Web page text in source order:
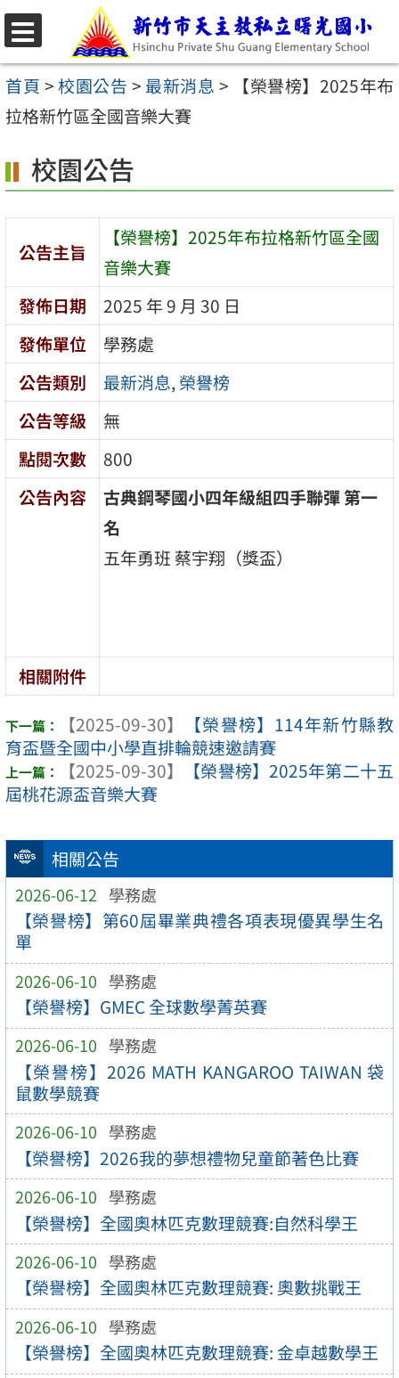
跳
至
主
要
容
區
選
單
首頁 >校園公告 > 最新消息 >
【榮譽榜】2025年布
拉格新竹區全國音樂大賽
相關公告
2026-06-12 學務處
【榮譽榜】第60屆畢業典禮各項表現優異學生名
單
2026-06-10 學務處
【榮譽榜】GMEC 全球數學菁英賽
2026-06-10 學務處
【榮譽榜】2026 MATH KANGAROO TAIWAN 袋
鼠數學競賽
2026-06-10 學務處
【榮譽榜】2026我的夢想禮物兒童節著色比賽
2026-06-10 學務處
【榮譽榜】全國奧林匹克數理競賽:自然科學王
2026-06-10 學務處
【榮譽榜】全國奧林匹克數理競賽: 奧數挑戰王
2026-06-10 學務處
【榮譽榜】全國奧林匹克數理競賽: 金卓越數學王
校園公告
公告主旨
【榮譽榜】2025年布拉格新竹區全國
音樂大賽
發佈日期
2025 年 9 月 30 日
發佈單位
學務處
公告類別
最新消息,榮譽榜
公告等級
無
點閱次數
800
公告內容
古典鋼琴國小四年級組四手聯彈第一
名
五年勇班 蔡宇翔（獎盃）
相關附件
【2025-09-30】
【榮譽榜】114年新竹縣教
育盃暨全國中小學直排輪競速邀請賽
【2025-09-30】
【榮譽榜】2025年第二十五
屆桃花源盃音樂大賽